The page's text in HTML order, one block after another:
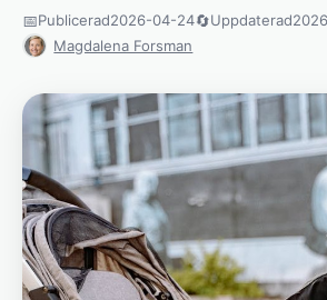
📅Publicerad2026-04-24🔄Uppdaterad
Magdalena Forsman